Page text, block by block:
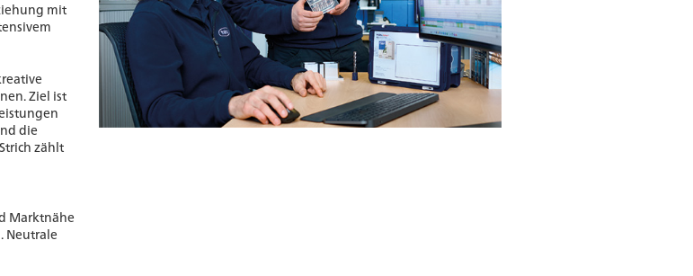
mit
Ziel ist
die
zählt
Marktnähe
Neutrale